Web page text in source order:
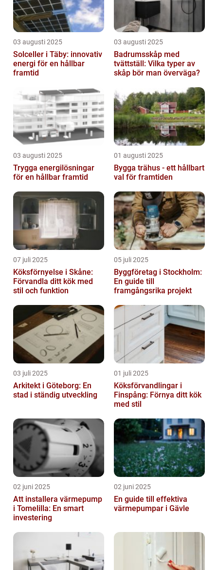
03 augusti 2025
Solceller i Täby: innovativ
energi för en hållbar
framtid
03 augusti 2025
Badrumsskåp med
tvättställ: Vilka typer av
skåp bör man överväga?
03 augusti 2025
Trygga energilösningar
för en hållbar framtid
01 augusti 2025
Bygga trähus - ett hållbart
val för framtiden
07 juli 2025
Köksförnyelse i Skåne:
Förvandla ditt kök med
stil och funktion
05 juli 2025
Byggföretag i Stockholm:
En guide till
framgångsrika projekt
03 juli 2025
Arkitekt i Göteborg: En
stad i ständig utveckling
01 juli 2025
Köksförvandlingar i
Finspång: Förnya ditt kök
med stil
02 juni 2025
Att installera värmepump
i Tomelilla: En smart
investering
02 juni 2025
En guide till effektiva
värmepumpar i Gävle